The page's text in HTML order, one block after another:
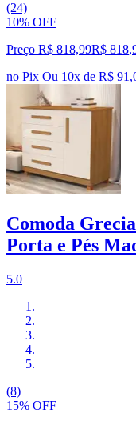
(24)
10% OFF
Preço R$ 818,99R$ 818,
no Pix Ou 10x de R$
Comoda
Porta e Pés
5.0
(8)
15% OFF